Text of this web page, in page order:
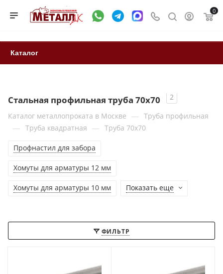
0
Каталог
Стальная профильная труба 70x70
2
Каталог металлопроката в Москве — Труба профильная
— Труба квадратная — Труба 70x70
Профнастил для забора
Хомуты для арматуры 12 мм
Хомуты для арматуры 10 мм Показать еще
ФИЛЬТР